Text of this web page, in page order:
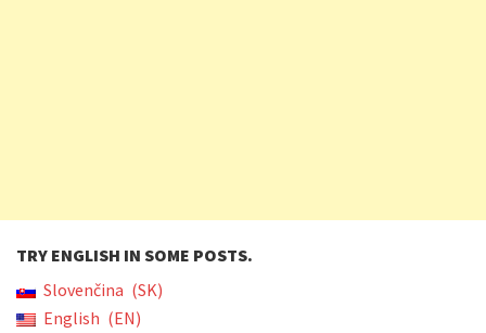
TRY ENGLISH IN SOME POSTS.
Slovenčina
SK
English
EN